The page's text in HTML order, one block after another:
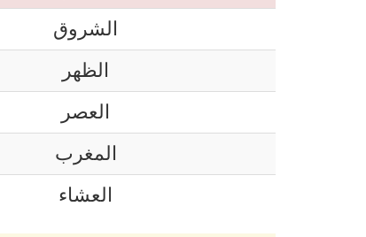
الشروق
الظهر
العصر
المغرب
العشاء